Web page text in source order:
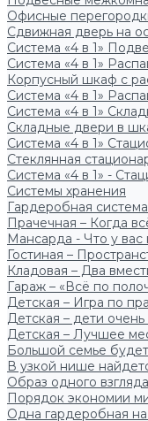
Офисные
Сдвижная дверь на
Система «4 в 1»
Система «4 в 1»
Корпусный шкаф с
Система «4 в 1»
Система «4 в 1»
Складные двери в
Система «4 в 1»
Стеклянная
Система «4 в 1» -
Системы хранения
Гардеробная система
Прачечная – Когда
Мансарда - Что у
Гостиная –
Кладовая – Два
Гараж – «Всё по
Детская – Игра по
Детская – дети
Детская – Лучшее
Большой семье
В узкой нише
Образ одного взгляда
Порядок экономии
Одна гардеробная